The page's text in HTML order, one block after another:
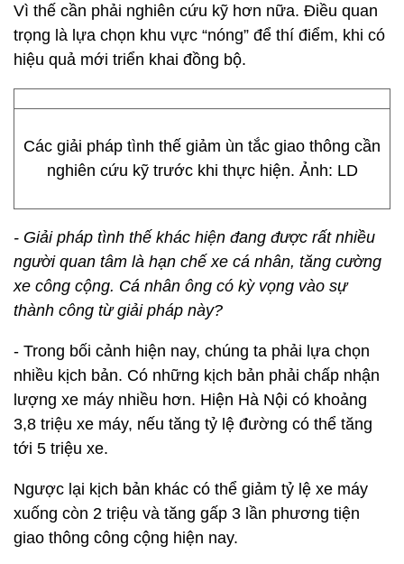
Vì thế cần phải nghiên cứu kỹ hơn nữa. Điều quan
trọng là lựa chọn khu vực “nóng” để thí điểm, khi có
hiệu quả mới triển khai đồng bộ.
Các giải pháp tình thế giảm ùn tắc giao thông cần
nghiên cứu kỹ trước khi thực hiện. Ảnh: LD
- Giải pháp tình thế khác hiện đang được rất nhiều
người quan tâm là hạn chế xe cá nhân, tăng cường
xe công cộng. Cá nhân ông có kỳ vọng vào sự
thành công từ giải pháp này?
- Trong bối cảnh hiện nay, chúng ta phải lựa chọn
nhiều kịch bản. Có những kịch bản phải chấp nhận
lượng xe máy nhiều hơn. Hiện Hà Nội có khoảng
3,8 triệu xe máy, nếu tăng tỷ lệ đường có thể tăng
tới 5 triệu xe.
Ngược lại kịch bản khác có thể giảm tỷ lệ xe máy
xuống còn 2 triệu và tăng gấp 3 lần phương tiện
giao thông công cộng hiện nay.